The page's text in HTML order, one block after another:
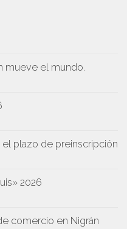
mueve el mundo.
el plazo de preinscripción
2026
comercio en Nigrán